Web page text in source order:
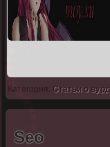
Категория: Статьи о
Seo